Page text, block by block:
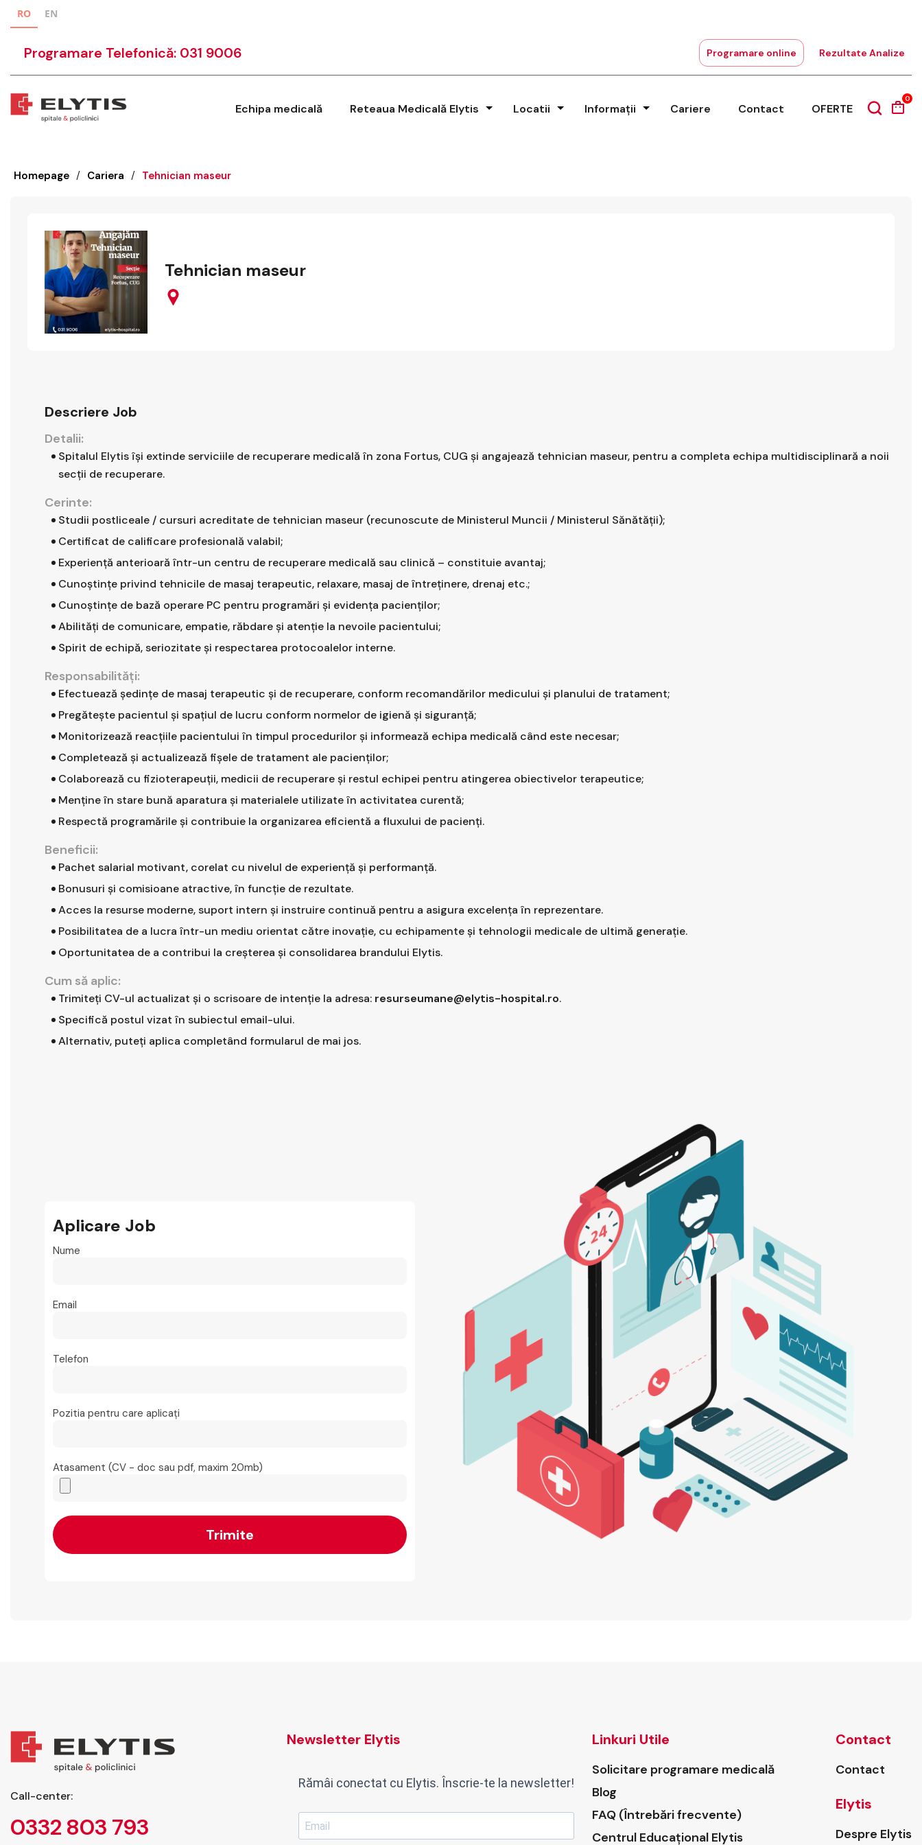
RO EN
Programare Telefonică: 031 9006 Programare online Rezultate Analize
Echipa medicală Reteaua Medicală Elytis Locatii Informații Cariere Contact OFERTE
0
Homepage / Cariera / Tehnician maseur
Tehnician maseur
Descriere Job
Detalii:
Spitalul Elytis își extinde serviciile de recuperare medicală în zona Fortus, CUG și angajează tehnician maseur, pentru a completa echipa multidisciplinară a noii
secții de recuperare.
Cerinte:
Studii postliceale / cursuri acreditate de tehnician maseur (recunoscute de Ministerul Muncii / Ministerul Sănătății);
Certificat de calificare profesională valabil;
Experiență anterioară într-un centru de recuperare medicală sau clinică – constituie avantaj;
Cunoștințe privind tehnicile de masaj terapeutic, relaxare, masaj de întreținere, drenaj etc.;
Cunoștințe de bază operare PC pentru programări și evidența pacienților;
Abilități de comunicare, empatie, răbdare și atenție la nevoile pacientului;
Spirit de echipă, seriozitate și respectarea protocoalelor interne.
Responsabilităţi:
Efectuează ședințe de masaj terapeutic și de recuperare, conform recomandărilor medicului și planului de tratament;
Pregătește pacientul și spațiul de lucru conform normelor de igienă și siguranță;
Monitorizează reacțiile pacientului în timpul procedurilor și informează echipa medicală când este necesar;
Completează și actualizează fișele de tratament ale pacienților;
Colaborează cu fizioterapeuții, medicii de recuperare și restul echipei pentru atingerea obiectivelor terapeutice;
Menține în stare bună aparatura și materialele utilizate în activitatea curentă;
Respectă programările și contribuie la organizarea eficientă a fluxului de pacienți.
Beneficii:
Pachet salarial motivant, corelat cu nivelul de experiență și performanță.
Bonusuri și comisioane atractive, în funcție de rezultate.
Acces la resurse moderne, suport intern și instruire continuă pentru a asigura excelența în reprezentare.
Posibilitatea de a lucra într-un mediu orientat către inovație, cu echipamente și tehnologii medicale de ultimă generație.
Oportunitatea de a contribui la creșterea și consolidarea brandului Elytis.
Cum să aplic:
Trimiteți CV-ul actualizat și o scrisoare de intenție la adresa: resurseumane@elytis-hospital.ro.
Specifică postul vizat în subiectul email-ului.
Alternativ, puteți aplica completând formularul de mai jos.
Aplicare Job
Nume
Email
Telefon
Pozitia pentru care aplicați
Atasament (CV - doc sau pdf, maxim 20mb)
Call-center:
0332 803 793
Newsletter Elytis
Rămâi conectat cu Elytis. Înscrie-te la newsletter!
Linkuri Utile
Solicitare programare medicală
Blog
FAQ (Întrebări frecvente)
Centrul Educațional Elytis
Contact
Contact
Elytis
Despre Elytis